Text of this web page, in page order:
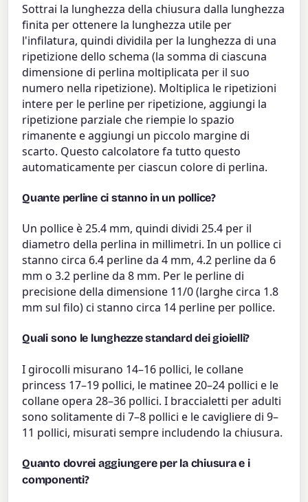
Sottrai la lunghezza della chiusura dalla lunghezza
finita per ottenere la lunghezza utile per
l'infilatura, quindi dividila per la lunghezza di una
ripetizione dello schema (la somma di ciascuna
dimensione di perlina moltiplicata per il suo
numero nella ripetizione). Moltiplica le ripetizioni
intere per le perline per ripetizione, aggiungi la
ripetizione parziale che riempie lo spazio
rimanente e aggiungi un piccolo margine di
scarto. Questo calcolatore fa tutto questo
automaticamente per ciascun colore di perlina.
Quante perline ci stanno in un pollice?
Un pollice è 25.4 mm, quindi dividi 25.4 per il
diametro della perlina in millimetri. In un pollice ci
stanno circa 6.4 perline da 4 mm, 4.2 perline da 6
mm o 3.2 perline da 8 mm. Per le perline di
precisione della dimensione 11/0 (larghe circa 1.8
mm sul filo) ci stanno circa 14 perline per pollice.
Quali sono le lunghezze standard dei gioielli?
I girocolli misurano 14–16 pollici, le collane
princess 17–19 pollici, le matinee 20–24 pollici e le
collane opera 28–36 pollici. I braccialetti per adulti
sono solitamente di 7–8 pollici e le cavigliere di 9–
11 pollici, misurati sempre includendo la chiusura.
Quanto dovrei aggiungere per la chiusura e i
componenti?